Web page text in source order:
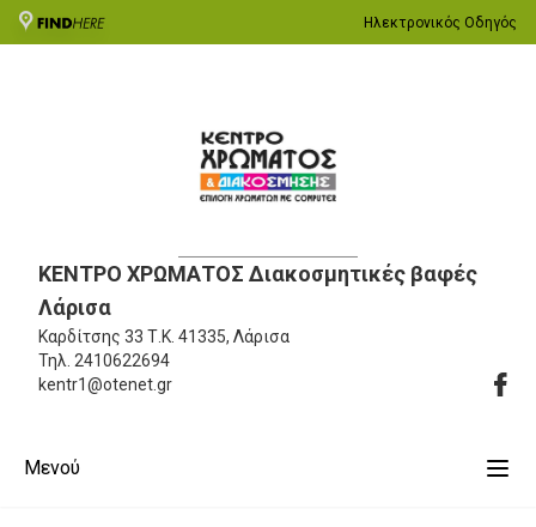
Ηλεκτρονικός Οδηγός
ΚΕΝΤΡΟ ΧΡΩΜΑΤΟΣ Διακοσμητικές βαφές
Λάρισα
Καρδίτσης 33 Τ.Κ. 41335, Λάρισα
Τηλ. 2410622694
kentr1@otenet.gr
Μενού